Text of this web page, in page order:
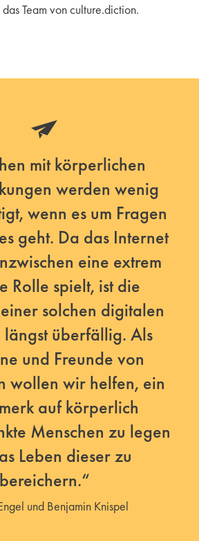
Team von culture.diction.
mit körperlichen
werden wenig
wenn es um Fragen
geht. Da das Internet
eine extrem
Rolle spielt, ist die
solchen digitalen
längst überfällig. Als
und Freunde von
wollen wir helfen, ein
auf körperlich
Menschen zu legen
Leben dieser zu
bereichern.“
und Benjamin Knispel